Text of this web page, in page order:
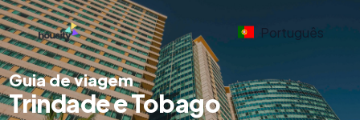
Português
Guia de viagem
Trindade e Tobago